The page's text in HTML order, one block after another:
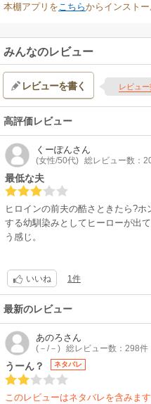
本棚アプリを こちらからインスト
みんなのレビュー
レビューを書く レビュ
高評価レビュー
くーぽんさん
(女性/50代) 総レビュー数：
最低な夫
ヒロインの前夫の酷さときたら?
する幼馴染みとしてヒーローが出
う感じ。
いいね 1件
最新のレビュー
あのろさん
(－/－) 総レビュー数：298件
うーん？ ネタバレ
このレビューはネタバレを含みま